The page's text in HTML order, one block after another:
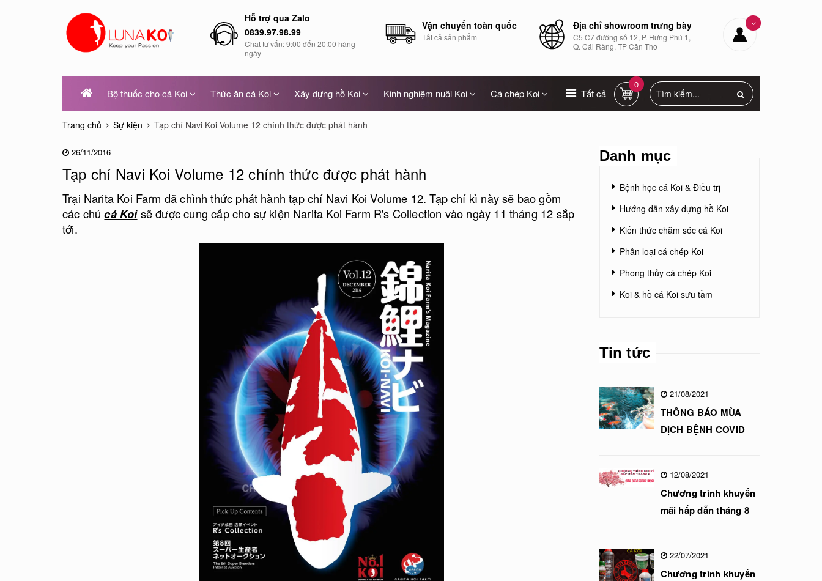
Địa chỉ showroom trưng bày
C5 C7 đường số 12, P. Hưng Phú 1,
Q. Cái Răng, TP Cần Thơ
Vận chuyển toàn quốc
Tất cả sản phẩm
Hỗ trợ qua Zalo
0839.97.98.99
Chat tư vấn: 9:00 đến 20:00 hàng
ngày
Bộ thuốc cho cá Koi Thức ăn cá Koi Xây dựng hồ Koi Kinh nghiệm nuôi Koi Cá chép Koi Tất cả
0
Trang chủ Sự kiện Tạp chí Navi Koi Volume 12 chính thức được phát hành
26/11/2016
Tạp chí Navi Koi Volume 12 chính thức được phát hành
Trại Narita Koi Farm đã chình thức phát hành tạp chí Navi Koi Volume 12. Tạp chí kì này sẽ bao gồm
các chúcá Koisẽ được cung cấp cho sự kiện Narita Koi Farm R's Collection vào ngày 11 tháng 12 sắp
tới.
Danh mục
Bệnh học cá Koi & Điều trị
Hướng dẫn xây dựng hồ Koi
Kiến thức chăm sóc cá Koi
Phân loại cá chép Koi
Phong thủy cá chép Koi
Koi & hồ cá Koi sưu tầm
Tin tức
21/08/2021
THÔNG BÁO MÙA
DỊCH BỆNH COVID
12/08/2021
Chương trình khuyến
mãi hấp dẫn tháng 8
22/07/2021
Chương trình khuyến